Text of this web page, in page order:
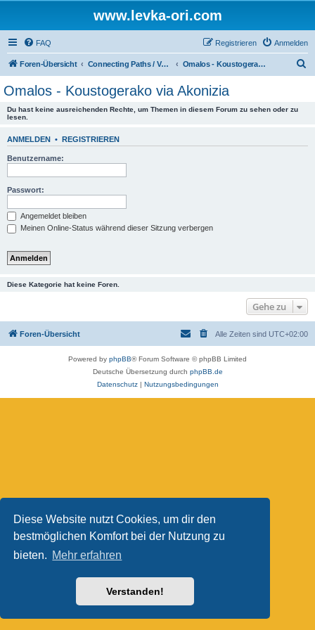
Diese Website nutzt Cookies, um dir den
bestmöglichen Komfort bei der Nutzung zu
bieten. Mehr erfahren
Verstanden!
www.levka-ori.com
FAQ Anmelden
Registrieren
Foren-Übersicht Connecting Paths / Verbindungswege Omalos - Koustogerako via Akonizia
Omalos - Koustogerako via Akonizia
Du hast keine ausreichenden Rechte, um Themen in diesem Forum zu sehen oder zu
lesen.
ANMELDEN • REGISTRIEREN
Benutzername:
Passwort:
Angemeldet bleiben
Meinen Online-Status während dieser Sitzung verbergen
Diese Kategorie hat keine Foren.
Gehe zu
Foren-Übersicht Alle Zeiten sind UTC+02:00
Powered by phpBB® Forum Software © phpBB Limited
Deutsche Übersetzung durch phpBB.de
Datenschutz| Nutzungsbedingungen